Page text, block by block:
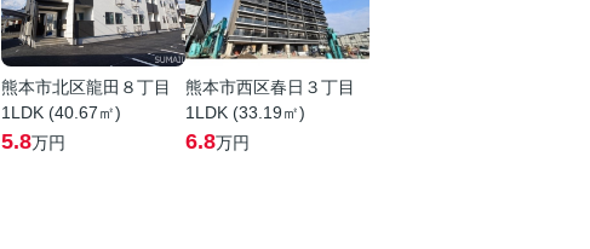
熊本市北区龍田８丁目
1LDK (40.67㎡)
5.8万円
熊本市西区春日３丁目
1LDK (33.19㎡)
6.8万円